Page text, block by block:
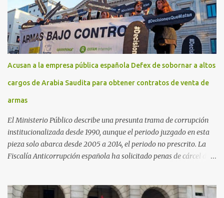
Acusan a la empresa pública española Defex de sobornar a altos
cargos de Arabia Saudita para obtener contratos de venta de
armas
El Ministerio Público describe una presunta trama de corrupción
institucionalizada desde 1990, aunque el periodo juzgado en esta
pieza solo abarca desde 2005 a 2014, el periodo no prescrito. La
Fiscalía Anticorrupción española ha solicitado penas de cárcel de
Arabia Saudita a través de la empresa pública española Defex,